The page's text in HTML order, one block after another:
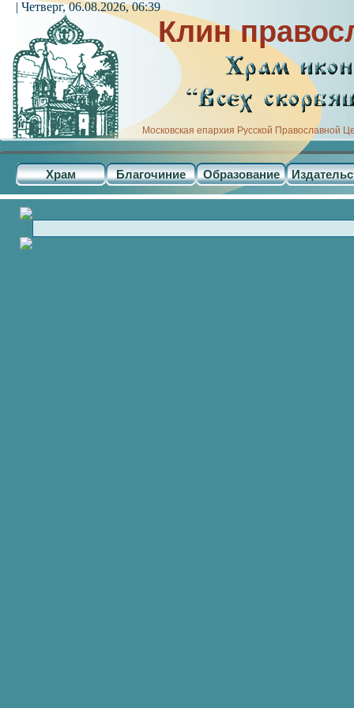
Клин
Московская епархия Русской Православной
Храм Благочиние Образование
| Четверг, 06.08.2026, 06:39